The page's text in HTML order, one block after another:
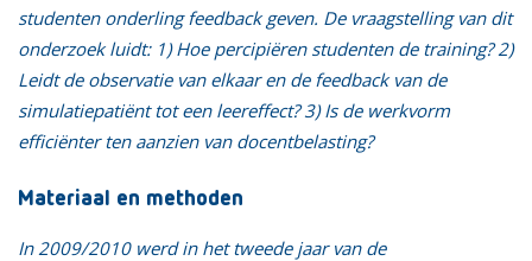
studenten onderling feedback geven. De vraagstelling van dit
onderzoek luidt: 1) Hoe percipiëren studenten de training? 2)
Leidt de observatie van elkaar en de feedback van de
simulatiepatiënt tot een leereffect? 3) Is de werkvorm
efficiënter ten aanzien van docentbelasting?
Materiaal en methoden
In 2009/2010 werd in het tweede jaar van de